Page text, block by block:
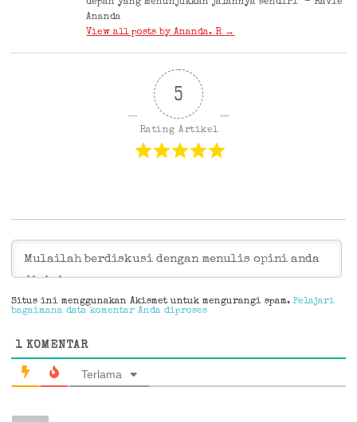
depan yang menunjukkan jalannya sendiri" - Ravie
Ananda
View all posts by Ananda. R →
5
Rating Artikel
Situs ini menggunakan Akismet untuk mengurangi spam.Pelajari
bagaimana data komentar Anda diproses
1 KOMENTAR
Terlama